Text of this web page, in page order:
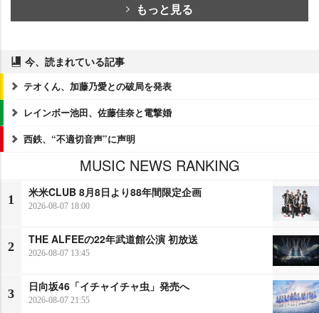
もっと見る
今、読まれている記事
テオくん、加藤乃愛との破局を発表
レインボー池田、佐藤佳奈と電撃婚
西鉄、“不適切音声”に声明
MUSIC NEWS RANKING
1
米米CLUB 8月8日より88年間限定企画
2026-08-07 18:00
2
THE ALFEEの22年武道館公演 初放送
2026-08-07 13:45
3
日向坂46「イチャイチャ虫」発売へ
2026-08-07 21:55